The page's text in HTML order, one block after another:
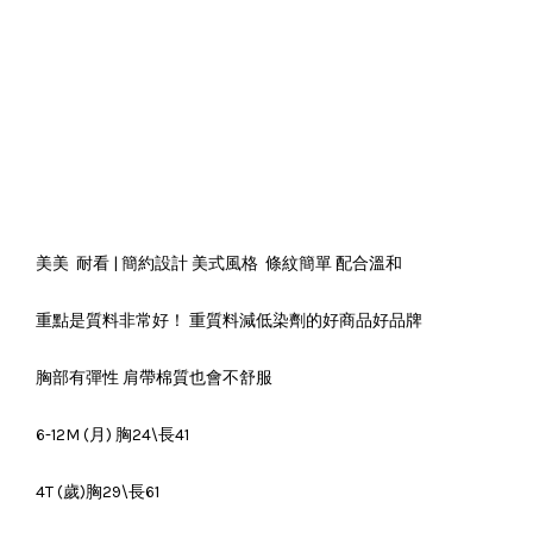
美美 耐看 | 簡約設計 美式風格 條紋簡單 配合溫和
重點是質料非常好！ 重質料減低染劑的好商品好品牌
胸部有彈性 肩帶棉質也會不舒服
6-12M (月) 胸24\長41
4T (歲)胸29\長61